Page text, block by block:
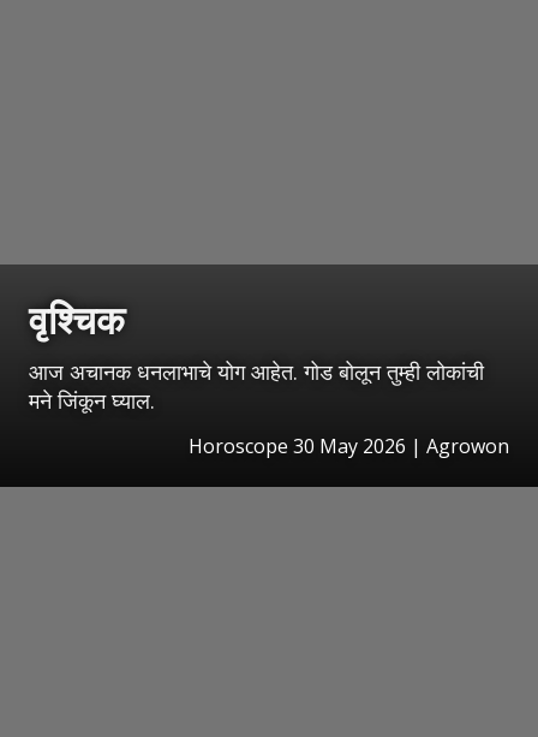
वृश्चिक
आज अचानक धनलाभाचे योग आहेत. गोड बोलून तुम्ही लोकांची
मने जिंकून घ्याल.
Horoscope 30 May 2026 | Agrowon